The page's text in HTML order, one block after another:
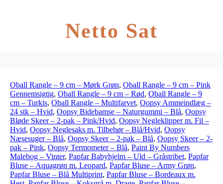
Netto Sat
Oball Rangle – 9 cm – Mørk Grøn, Oball Rangle – 9 cm – Pink
Gennemsigtig, Oball Rangle – 9 cm – Rød, Oball Rangle – 9
cm – Turkis, Oball Rangle – Multifarvet, Oopsy Ammeindlæg –
24 stk – Hvid, Oopsy Bidebamse – Naturgummi – Blå, Oopsy
Bløde Skeer – 2-pak – Pink/Hvid, Oopsy Negleklipper m. Fil –
Hvid, Oopsy Neglesaks m. Tilbehør – Blå/Hvid, Oopsy
Næsesuger – Blå, Oopsy Skeer – 2-pak – Blå, Oopsy Skeer – 2-
pak – Pink, Oopsy Termometer – Blå, Paint By Numbers
Malebog – Vinter, Papfar Babyhjelm – Uld – Gråstribet, Papfar
Bluse – Aquagrøn m. Leopard, Papfar Bluse – Army Grøn,
Papfar Bluse – Blå Multiprint, Papfar Bluse – Bordeaux m.